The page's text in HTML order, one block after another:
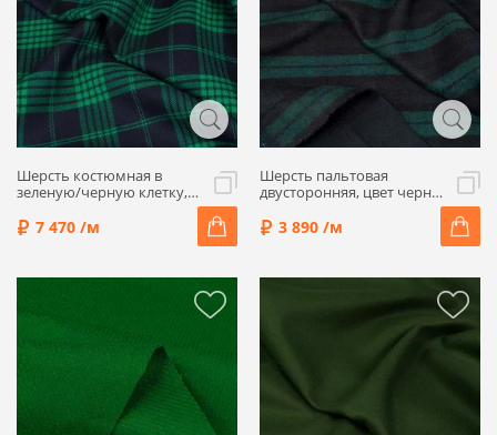
Шерсть костюмная в
зеленую/черную клетку,
7 470 /м
Шерсть пальтовая
двусторонняя, цвет черно-
1052410
3 890 /м